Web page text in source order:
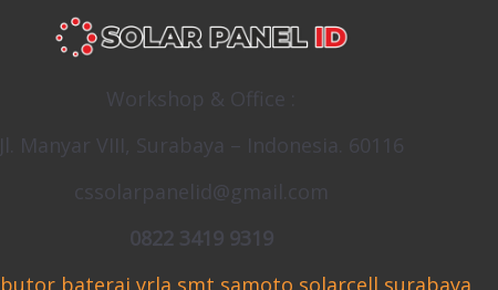
Workshop & Office :
Jl. Manyar VIII, Surabaya – Indonesia. 60116
cssolarpanelid@gmail.com
0822 3419 9319